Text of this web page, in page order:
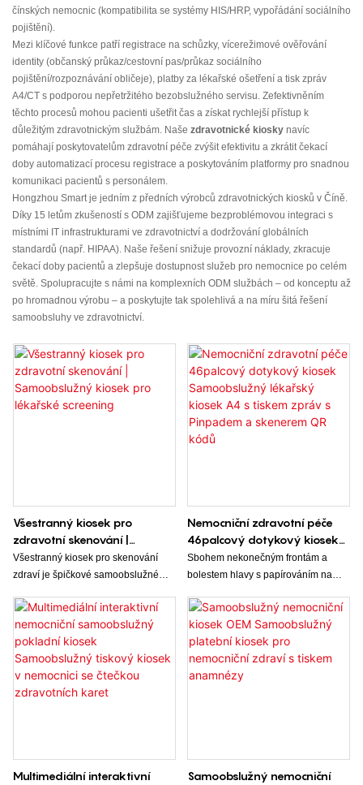
čínských nemocnic (kompatibilita se systémy HIS/HRP, vypořádání sociálního
pojištění).
Mezi klíčové funkce patří registrace na schůzky, vícerežimové ověřování
identity (občanský průkaz/cestovní pas/průkaz sociálního
pojištění/rozpoznávání obličeje), platby za lékařské ošetření a tisk zpráv
A4/CT s podporou nepřetržitého bezobslužného servisu. Zefektivněním
těchto procesů mohou pacienti ušetřit čas a získat rychlejší přístup k
důležitým zdravotnickým službám. Naše zdravotnické kiosky navíc
pomáhají poskytovatelům zdravotní péče zvýšit efektivitu a zkrátit čekací
doby automatizací procesu registrace a poskytováním platformy pro snadnou
komunikaci pacientů s personálem.
Hongzhou Smart je jedním z předních výrobců zdravotnických kiosků v Číně.
Díky 15 letům zkušeností s ODM zajišťujeme bezproblémovou integraci s
místními IT infrastrukturami ve zdravotnictví a dodržování globálních
standardů (např. HIPAA). Naše řešení snižuje provozní náklady, zkracuje
čekací doby pacientů a zlepšuje dostupnost služeb pro nemocnice po celém
světě. Spolupracujte s námi na komplexních ODM službách – od konceptu až
po hromadnou výrobu – a poskytujte tak spolehlivá a na míru šitá řešení
samoobsluhy ve zdravotnictví.
Všestranný kiosek pro
zdravotní skenování |
Samoobslužný kiosek pro
lékařské screening
Všestranný kiosek pro skenování
zdraví je špičkové samoobslužné
uživatelům poskytuje rychlé a
komplexní zdravotní posouzení.
Tento inovativní kiosek nabízí řadu
diagnostických nástrojů, které
umožňují jednotlivcům sledovat
důležité zdravotní ukazatele a
Nemocniční zdravotní péče
46palcový dotykový kiosek
Samoobslužný lékařský
kiosek A4 s tiskem zpráv s
kódů
Sbohem nekonečným frontám a
bolestem hlavy s papírováním na
pečovatelských zařízeních.
Multimediální interaktivní
Samoobslužný nemocniční